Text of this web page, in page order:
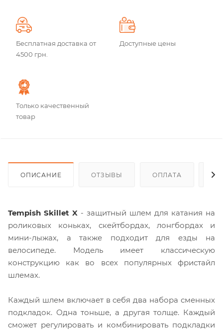
Бесплатная доставка от
4500 грн.
Доступные цены
Только качественный
товар
ОПИСАНИЕ ОТЗЫВЫ ОПЛАТА
Tempish Skillet X - защитный шлем для катания на
роликовых коньках, скейтбордах, лонгбордах и
мини-лыжах, а также подходит для езды на
велосипеде. Модель имеет классическую
конструкцию как во всех популярных фристайл
шлемах.
Каждый шлем включает в себя два набора сменных
подкладок. Одна тоньше, а другая толще. Каждый
сможет регулировать и комбинировать подкладки